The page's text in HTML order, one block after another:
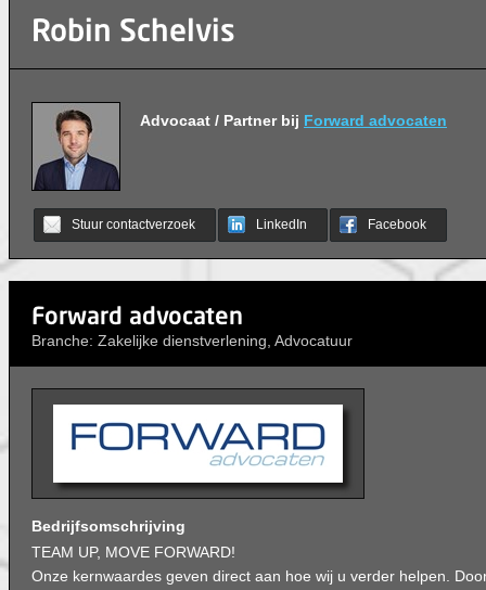
Robin Schelvis
Advocaat / Partner bij Forward advocaten
Stuur contactverzoek LinkedIn Facebook
Forward advocaten
Branche: Zakelijke dienstverlening, Advocatuur
Bedrijfsomschrijving
TEAM UP, MOVE FORWARD!
Onze kernwaardes geven direct aan hoe wij u verder helpen.